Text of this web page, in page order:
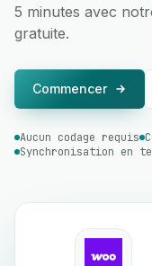
5 minutes avec
gratuite.
Commencer
Aucun codage requis
Synchronisation en